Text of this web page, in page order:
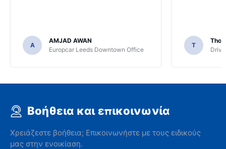
A
AMJAD AWAN
Europcar Leeds Downtown Office
T
Βοήθεια και επικοινωνία
Χρειάζεστε βοήθεια; Επικοινωνήστε με τους ειδικούς
μας στην ενοικίαση.